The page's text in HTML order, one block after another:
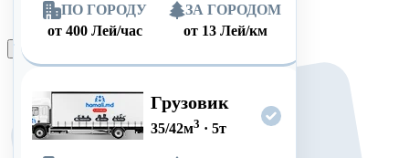
ПО ГОРОДУ
от 400 Лей/час
ЗА ГОРОДОМ
от 13 Лей/км
Грузовик
35/42м3 · 5т
Оформить заказ